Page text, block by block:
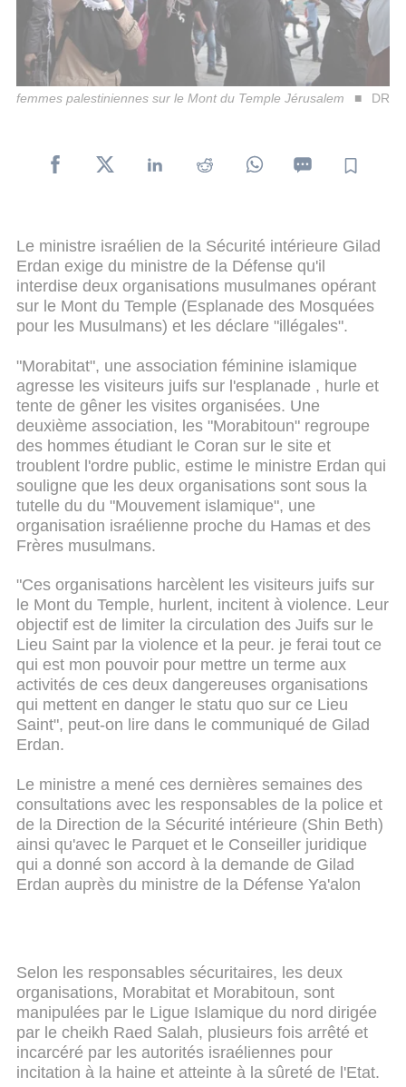
femmes palestiniennes sur le Mont du Temple Jérusalem DR
Le ministre israélien de la Sécurité intérieure Gilad
Erdan exige du ministre de la Défense qu'il
interdise deux organisations musulmanes opérant
sur le Mont du Temple (Esplanade des Mosquées
pour les Musulmans) et les déclare "illégales".
"Morabitat", une association féminine islamique
agresse les visiteurs juifs sur l'esplanade , hurle et
tente de gêner les visites organisées. Une
deuxième association, les "Morabitoun" regroupe
des hommes étudiant le Coran sur le site et
troublent l'ordre public, estime le ministre Erdan qui
souligne que les deux organisations sont sous la
tutelle du du "Mouvement islamique", une
organisation israélienne proche du Hamas et des
Frères musulmans.
"Ces organisations harcèlent les visiteurs juifs sur
le Mont du Temple, hurlent, incitent à violence. Leur
objectif est de limiter la circulation des Juifs sur le
Lieu Saint par la violence et la peur. je ferai tout ce
qui est mon pouvoir pour mettre un terme aux
activités de ces deux dangereuses organisations
qui mettent en danger le statu quo sur ce Lieu
Saint", peut-on lire dans le communiqué de Gilad
Erdan.
Le ministre a mené ces dernières semaines des
consultations avec les responsables de la police et
de la Direction de la Sécurité intérieure (Shin Beth)
ainsi qu'avec le Parquet et le Conseiller juridique
qui a donné son accord à la demande de Gilad
Erdan auprès du ministre de la Défense Ya'alon
Selon les responsables sécuritaires, les deux
organisations, Morabitat et Morabitoun, sont
manipulées par le Ligue Islamique du nord dirigée
par le cheikh Raed Salah, plusieurs fois arrêté et
incarcéré par les autorités israéliennes pour
incitation à la haine et atteinte à la sûreté de l'Etat.